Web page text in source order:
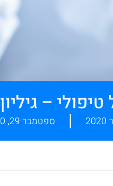
– גיליון 6
ספטמבר 29, 2020